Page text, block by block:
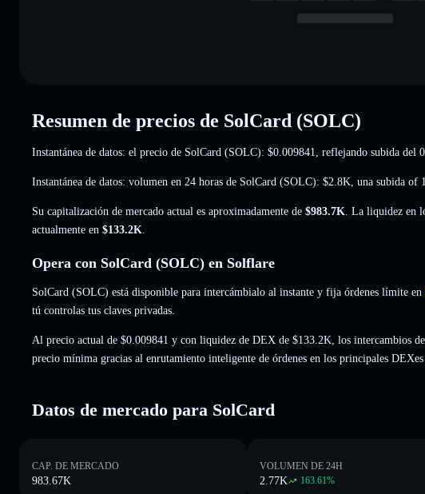
Resumen de precios de SolCard (SOLC)
Instantánea de datos: el precio de SolCard (SOLC): $0.009841 , reflejando subida del
Instantánea de datos: volumen en 24 horas de SolCard (SOLC): $2.8K una subida of
Su capitalización de mercado actual es aproximadamente de $983.7K . La liquidez en
actualmente en $133.2K
Opera con SolCard (SOLC) en Solflare
SolCard (SOLC) está disponible para intercámbialo al instante y fija órdenes límite en
tú controlas tus claves privadas.
Al precio actual de $0.009841 y con liquidez de DEX de $133.2K, los intercambios
precio mínima gracias al enrutamiento inteligente de órdenes en los principales DEXes
Datos de mercado para SolCard
CAP. DE MERCADO
983.67K
VOLUMEN DE 24H
2.77K 163.61%